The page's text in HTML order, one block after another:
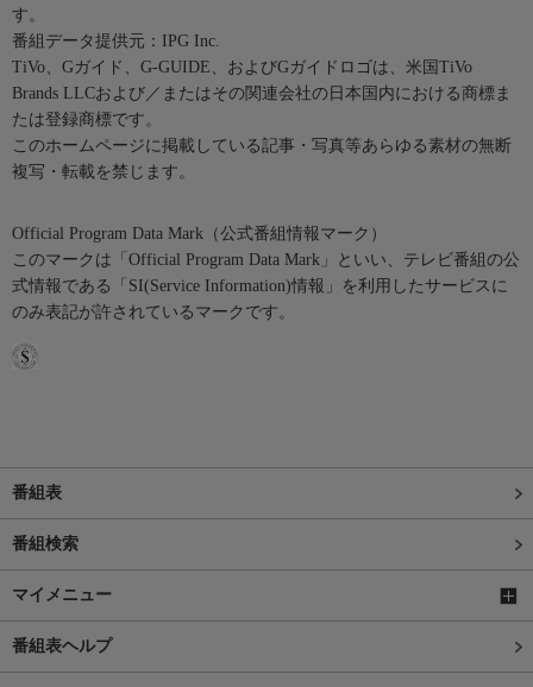
す。
番組データ提供元：IPG Inc.
TiVo、Gガイド、G-GUIDE、およびGガイドロゴは、米国TiVo
Brands LLCおよび／またはその関連会社の日本国内における商標ま
たは登録商標です。
このホームページに掲載している記事・写真等あらゆる素材の無断
複写・転載を禁じます。
Official Program Data Mark（公式番組情報マーク）
このマークは「Official Program Data Mark」といい、テレビ番組の公
式情報である「SI(Service Information)情報」を利用したサービスに
のみ表記が許されているマークです。
番組表
番組検索
マイメニュー
番組表ヘルプ